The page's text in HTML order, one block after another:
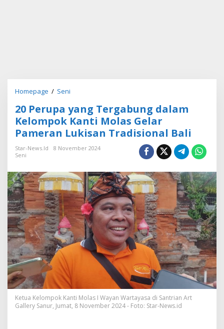
Homepage / Seni
P
e
r
u
p
a
n
g
T
e
g
a
b
n
a
l
a
20 Perupa yang Tergabung dalam
Kelompok Kanti Molas Gelar
Pameran Lukisan Tradisional Bali
Star-News.id
8 November 2024
Seni
Ketua Kelompok Kanti Molas I Wayan Wartayasa di Santrian Art
Gallery Sanur, Jumat, 8 November 2024 - Foto: Star-News.id